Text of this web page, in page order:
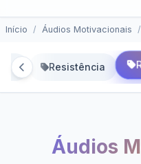
Início Áudios Motivacionais
Resistência
Áudios